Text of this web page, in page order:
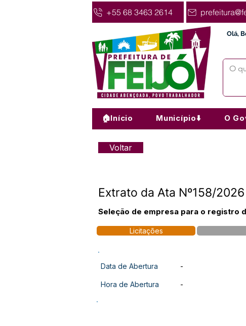
+55 68 3463 2614
Olá,
🏠Início Município⬇️ O
Voltar
Extrato da Ata Nº158/
Seleção de empresa para o registro
Licitações
Data de Abertura -
Hora de Abertura -